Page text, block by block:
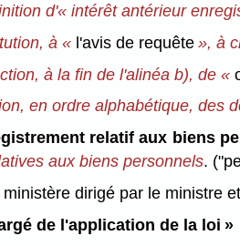
d'« intérêt antérieur
à « l'avis de requête», à
à la fin de l'alinéa b), de «
en ordre alphabétique, des
relatif aux biens
aux biens personnels.
dirigé par le ministre
de l'application de la loi »